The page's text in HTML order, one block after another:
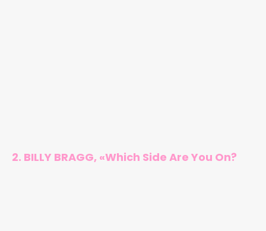
2. BILLY BRAGG, «Which Side Are You On?